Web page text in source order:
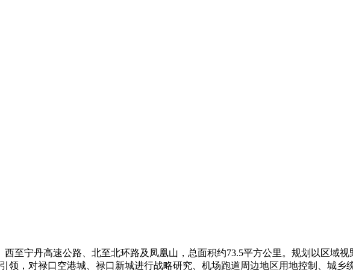
至宁丹高速公路、北至北环路及凤凰山，总面积约73.5平方公里。规划以区域
领，对禄口空港城、禄口新城进行战略研究、机场跑道周边地区用地控制、城乡